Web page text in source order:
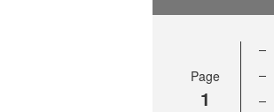
Page
1